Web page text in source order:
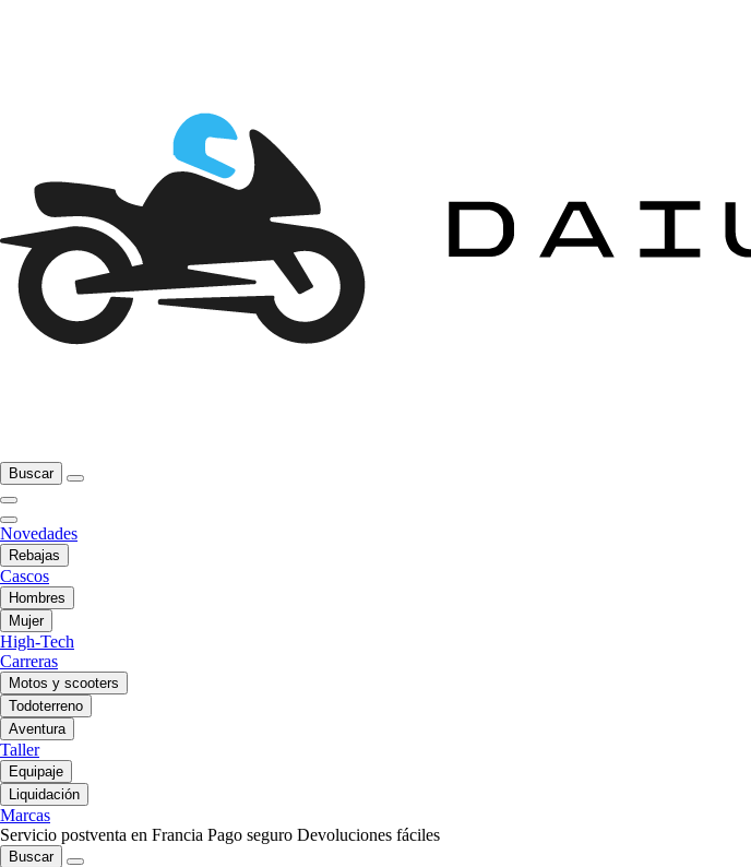
Buscar
Novedades
Rebajas
Cascos
Hombres
Mujer
High-Tech
Carreras
Motos y scooters
Todoterreno
Aventura
Taller
Equipaje
Liquidación
Marcas
Servicio postventa en Francia Pago seguro Devoluciones fáciles
Buscar